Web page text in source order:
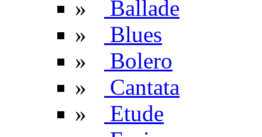
»
Ballade
»
Blues
»
Bolero
»
Cantata
»
Etude